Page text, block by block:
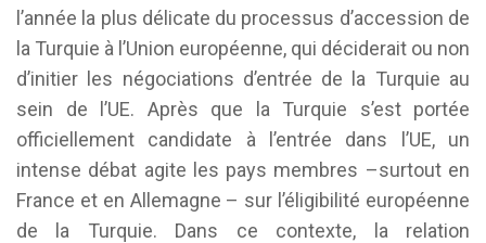
l’année la plus délicate du processus d’accession de
la Turquie à l’Union européenne, qui déciderait ou non
d’initier les négociations d’entrée de la Turquie au
sein de l’UE. Après que la Turquie s’est portée
officiellement candidate à l’entrée dans l’UE, un
intense débat agite les pays membres –surtout en
France et en Allemagne – sur l’éligibilité européenne
de la Turquie. Dans ce contexte, la relation